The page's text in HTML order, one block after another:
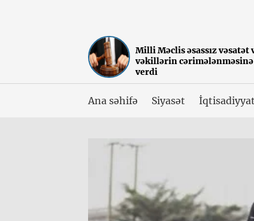
Milli Məclis əsassız vəsatət
vəkillərin cərimələnməsinə
verdi
Ana səhifə Siyasət İqtisadiyyat